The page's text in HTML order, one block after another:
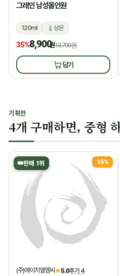
그레인 남성올인원
120ml 상온
35%8,900원13,700원
담기
기획전
4개 구매하면, 중형
👑판매 1위 15%
(주)에이치엘엠씨★5.0후기 4